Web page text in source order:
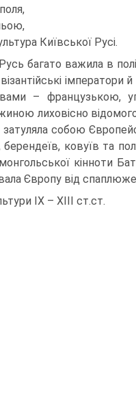
Київської Русі.
багато важила в
імператори й
– французькою,
лиховісно
собою
берендеїв, ковуїв та
кінноти
Європу від
ІХ – ХІІІ ст.ст.